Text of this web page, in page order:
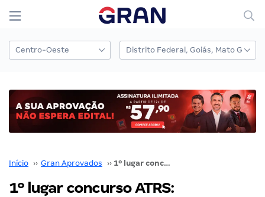
Início ›› Gran Aprovados ›› 1º lugar concurso ATRS: Pragmatismo e persistência levam Laura ao topo da lista!
1º lugar concurso ATRS: